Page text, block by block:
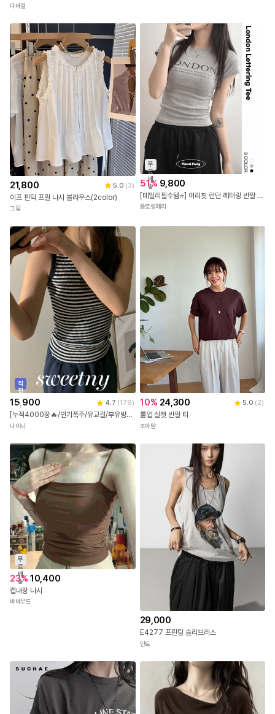
다바걸
21,800 5.0 (3)
이프 핀턱 프릴 나시 블라우스(2color)
그림
무
료
배
송
51% 9,800
[데일리필수템⭐] 여리핏 런던 레터링 반팔 티셔츠 - 3color 국내제작 봄 여름 가을 데이트 꾸안꾸 캐주얼 유니크 힙 학생 대학생 캠퍼스 여행 수학여행 직장인
플로럴페리
직
진
배
송
15,900 4.7 (179)
[누적4000장🔥/인기폭주/유교걸/부유방/여행룩] 메이폴 단가라 스트라이프 민소매 나시
나이니
10% 24,300 5.0 (2)
롤업 실켓 반팔 티
조아맘
무
료
배
송
23% 10,400
캡내장 나시
바바무드
29,000
E4277 프린팅 슬리브리스
딘트